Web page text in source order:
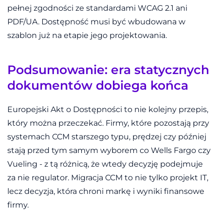
pełnej zgodności ze standardami WCAG 2.1 ani
PDF/UA. Dostępność musi być wbudowana w
szablon już na etapie jego projektowania.
Podsumowanie: era statycznych
dokumentów dobiega końca
Europejski Akt o Dostępności to nie kolejny przepis,
który można przeczekać. Firmy, które pozostają przy
systemach CCM starszego typu, prędzej czy później
stają przed tym samym wyborem co Wells Fargo czy
Vueling - z tą różnicą, że wtedy decyzję podejmuje
za nie regulator. Migracja CCM to nie tylko projekt IT,
lecz decyzja, która chroni markę i wyniki finansowe
firmy.